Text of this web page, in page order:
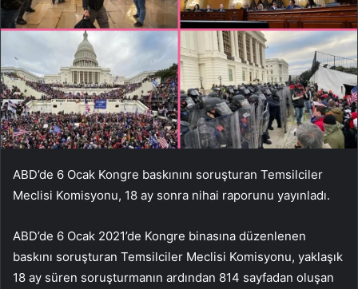
ABD’de 6 Ocak Kongre baskınını soruşturan Temsilciler
Meclisi Komisyonu, 18 ay sonra nihai raporunu yayınladı.
ABD’de 6 Ocak 2021’de Kongre binasına düzenlenen
baskını soruşturan Temsilciler Meclisi Komisyonu, yaklaşık
18 ay süren soruşturmanın ardından 814 sayfadan oluşan